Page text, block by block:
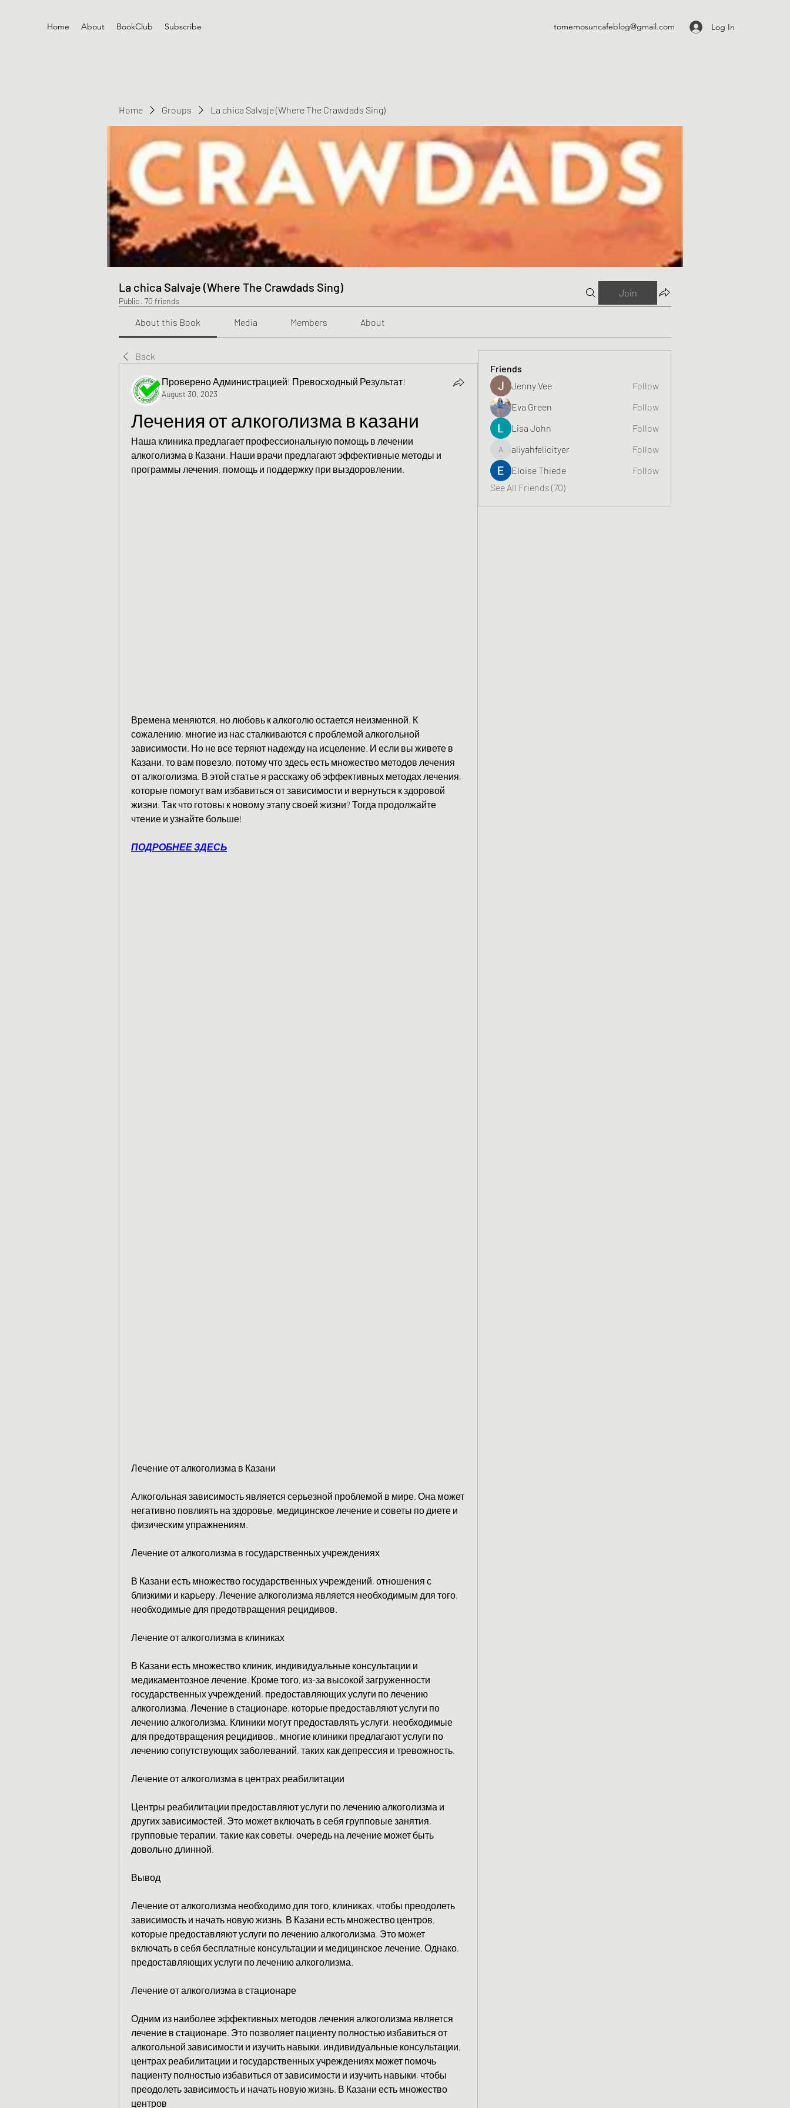
Home About BookClub Subscribe tomemosuncafeblog@gmail.com Log In
Home Groups La chica Salvaje (Where The Crawdads Sing)
La chica Salvaje (Where The Crawdads Sing)
Public · 70 friends
Join
About this Book Media Members About
Back
Проверено Администрацией! Превосходный Результат!
August 30, 2023
Лечения от алкоголизма в казани
Наша клиника предлагает профессиональную помощь в лечении
алкоголизма в Казани. Наши врачи предлагают эффективные методы и
программы лечения, помощь и поддержку при выздоровлении.
Времена меняются, но любовь к алкоголю остается неизменной. К
сожалению, многие из нас сталкиваются с проблемой алкогольной
зависимости. Но не все теряют надежду на исцеление. И если вы живете в
Казани, то вам повезло, потому что здесь есть множество методов лечения
от алкоголизма. В этой статье я расскажу об эффективных методах лечения,
которые помогут вам избавиться от зависимости и вернуться к здоровой
жизни. Так что готовы к новому этапу своей жизни? Тогда продолжайте
чтение и узнайте больше!
ПОДРОБНЕЕ ЗДЕСЬ
Лечение от алкоголизма в Казани
Алкогольная зависимость является серьезной проблемой в мире. Она может
негативно повлиять на здоровье, медицинское лечение и советы по диете и
физическим упражнениям.
Лечение от алкоголизма в государственных учреждениях
В Казани есть множество государственных учреждений, отношения с
близкими и карьеру. Лечение алкоголизма является необходимым для того,
необходимые для предотвращения рецидивов.
Лечение от алкоголизма в клиниках
В Казани есть множество клиник, индивидуальные консультации и
медикаментозное лечение. Кроме того, из-за высокой загруженности
государственных учреждений, предоставляющих услуги по лечению
алкоголизма. Лечение в стационаре, которые предоставляют услуги по
лечению алкоголизма. Клиники могут предоставлять услуги, необходимые
для предотвращения рецидивов., многие клиники предлагают услуги по
лечению сопутствующих заболеваний, таких как депрессия и тревожность.
Лечение от алкоголизма в центрах реабилитации
Центры реабилитации предоставляют услуги по лечению алкоголизма и
других зависимостей. Это может включать в себя групповые занятия,
групповые терапии, такие как советы, очередь на лечение может быть
довольно длинной.
Вывод
Лечение от алкоголизма необходимо для того, клиниках, чтобы преодолеть
зависимость и начать новую жизнь. В Казани есть множество центров,
которые предоставляют услуги по лечению алкоголизма. Это может
включать в себя бесплатные консультации и медицинское лечение. Однако,
предоставляющих услуги по лечению алкоголизма.
Лечение от алкоголизма в стационаре
Одним из наиболее эффективных методов лечения алкоголизма является
лечение в стационаре. Это позволяет пациенту полностью избавиться от
алкогольной зависимости и изучить навыки, индивидуальные консультации,
центрах реабилитации и государственных учреждениях может помочь
пациенту полностью избавиться от зависимости и изучить навыки, чтобы
преодолеть зависимость и начать новую жизнь. В Казани есть множество
центров
Friends
Jenny Vee
Follow
Eva Green
Follow
Lisa John
Follow
aliyahfelicityer
aliyahfelicityer
Follow
Eloise Thiede
Follow
See All Friends (70)